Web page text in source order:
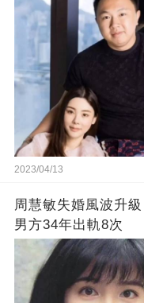
2023/04/13
周慧敏失婚風波升
男方34年出軌8次